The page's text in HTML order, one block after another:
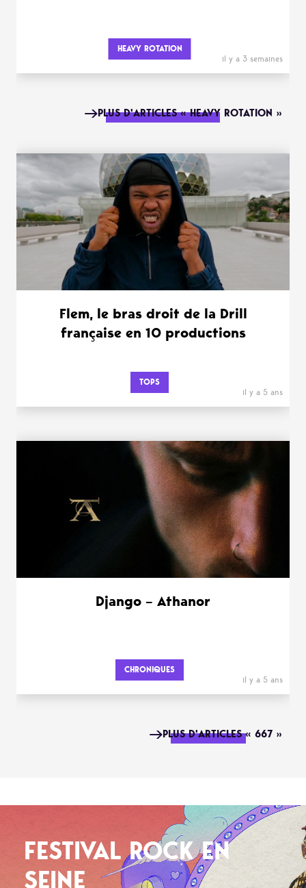
HEAVY ROTATION
il y a 3 semaines
PLUS D'ARTICLES « HEAVY ROTATION »
Flem, le bras droit de la Drill
française en 10 productions
TOPS
il y a 5 ans
Django – Athanor
CHRONIQUES
il y a 5 ans
PLUS D'ARTICLES « 667 »
FESTIVAL ROCK EN
SEINE